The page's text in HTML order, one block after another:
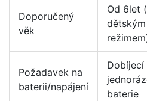
Doporučený
věk
Od 6let
dětským
Požadavek na
baterii/napájení
Dobíjecí
baterie